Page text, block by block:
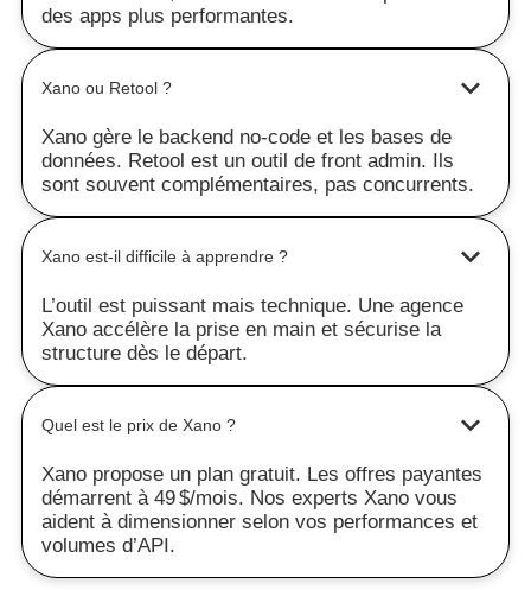
des apps plus performantes.
Xano ou Retool ?
Xano gère le backend no-code et les bases de
données. Retool est un outil de front admin. Ils
sont souvent complémentaires, pas concurrents.
Xano est-il difficile à apprendre ?
L’outil est puissant mais technique. Une agence
Xano accélère la prise en main et sécurise la
structure dès le départ.
Quel est le prix de Xano ?
Xano propose un plan gratuit. Les offres payantes
démarrent à 49 $/mois. Nos experts Xano vous
aident à dimensionner selon vos performances et
volumes d’API.